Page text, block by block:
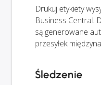
Drukuj etykiety
Business Central.
są generowane
przesyłek
Śledzenie